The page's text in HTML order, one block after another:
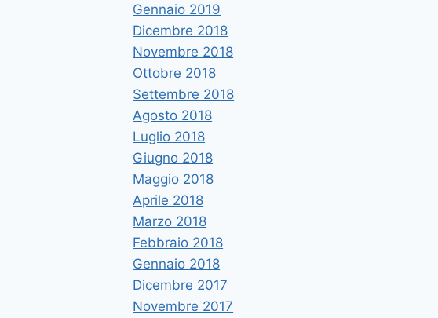
Gennaio 2019
Dicembre 2018
Novembre 2018
Ottobre 2018
Settembre 2018
Agosto 2018
Luglio 2018
Giugno 2018
Maggio 2018
Aprile 2018
Marzo 2018
Febbraio 2018
Gennaio 2018
Dicembre 2017
Novembre 2017